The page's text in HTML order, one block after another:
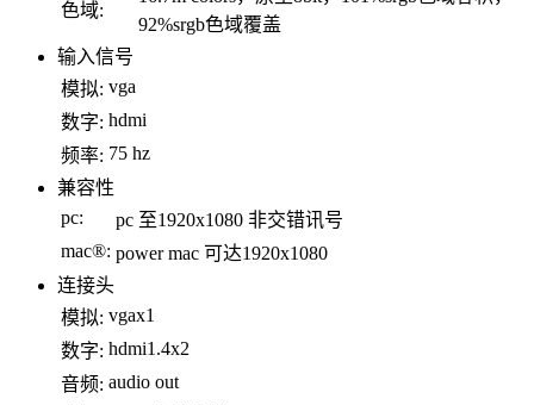
色域:
92%srgb色域覆盖
输入信号
模拟: vga
数字: hdmi
频率: 75 hz
兼容性
pc:
pc 至1920x1080 非交错讯号
mac®: power mac 可达1920x1080
连接头
模拟: vgax1
数字: hdmi1.4x2
音频: audio out